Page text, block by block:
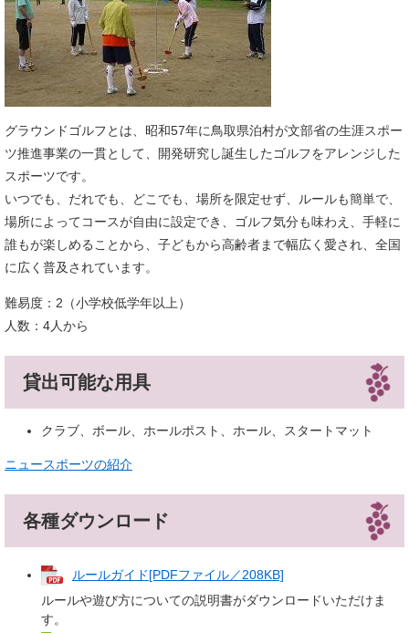
グラウンドゴルフとは、昭和57年に鳥取県泊村が文部省の生涯スポー
ツ推進事業の一貫として、開発研究し誕生したゴルフをアレンジした
スポーツです。
いつでも、だれでも、どこでも、場所を限定せず、ルールも簡単で、
場所によってコースが自由に設定でき、ゴルフ気分も味わえ、手軽に
誰もが楽しめることから、子どもから高齢者まで幅広く愛され、全国
に広く普及されています。
難易度：2（小学校低学年以上）
人数：4人から
貸出可能な用具
クラブ、ボール、ホールポスト、ホール、スタートマット
ニュースポーツの紹介
各種ダウンロード
ルールガイド[PDFファイル／208KB]
ルールや遊び方についての説明書がダウンロードいただけま
す。